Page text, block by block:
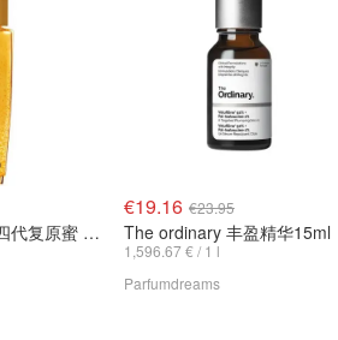
Guerlain 新版 第四代复原蜜 50ml
€19.16 €23.95
The ordinary 丰盈精华15ml
1,596.67 € / 1 l
Parfumdreams